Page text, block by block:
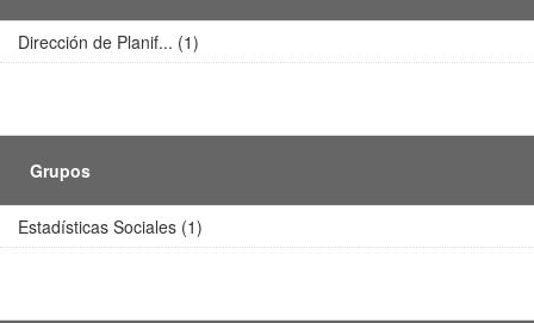
Dirección de Planif... (1)
Grupos
Estadísticas Sociales (1)